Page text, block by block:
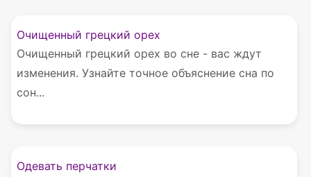
Очищенный грецкий орех
Очищенный грецкий орех во сне - вас ждут
изменения. Узнайте точное объяснение сна по
сон...
Одевать перчатки